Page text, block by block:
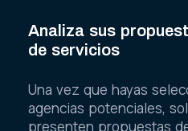
Analiza sus
de servicios
Una vez que hayas
agencias potenciales,
presenten propuestas